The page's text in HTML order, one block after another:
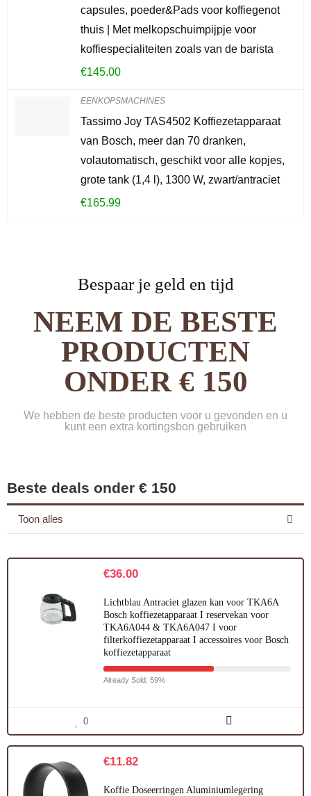
capsules, poeder&Pads voor koffiegenot
thuis | Met melkopschuimpijpje voor
koffiespecialiteiten zoals van de barista
€145.00
EENKOPSMACHINES
Tassimo Joy TAS4502 Koffiezetapparaat
van Bosch, meer dan 70 dranken,
volautomatisch, geschikt voor alle kopjes,
grote tank (1,4 l), 1300 W, zwart/antraciet
€165.99
Bespaar je geld en tijd
NEEM DE BESTE
PRODUCTEN
ONDER € 150
We hebben de beste producten voor u gevonden en u
kunt een extra kortingsbon gebruiken
Beste deals onder € 150
Toon alles
€36.00
Lichtblau Antraciet glazen kan voor TKA6A
Bosch koffiezetapparaat I reservekan voor
TKA6A044 & TKA6A047 I voor
filterkoffiezetapparaat I accessoires voor Bosch
koffiezetapparaat
Already Sold: 59%
0
€11.82
Koffie Doseerringen Aluminiumlegering